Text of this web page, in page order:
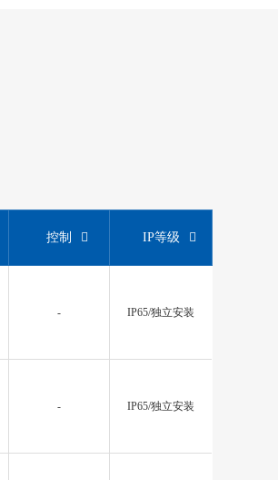
控制 IP等级
- IP65/独立安装
- IP65/独立安装